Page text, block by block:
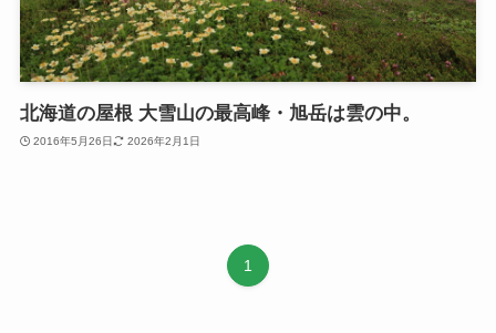
北海道の屋根 大雪山の最高峰・旭岳は雲の中。
2016年5月26日 2026年2月1日
1